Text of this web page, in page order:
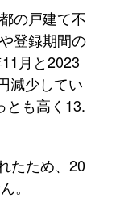
の戸建て不
登録期間の
月と2023
減少してい
とも高く13.
たため、20
。